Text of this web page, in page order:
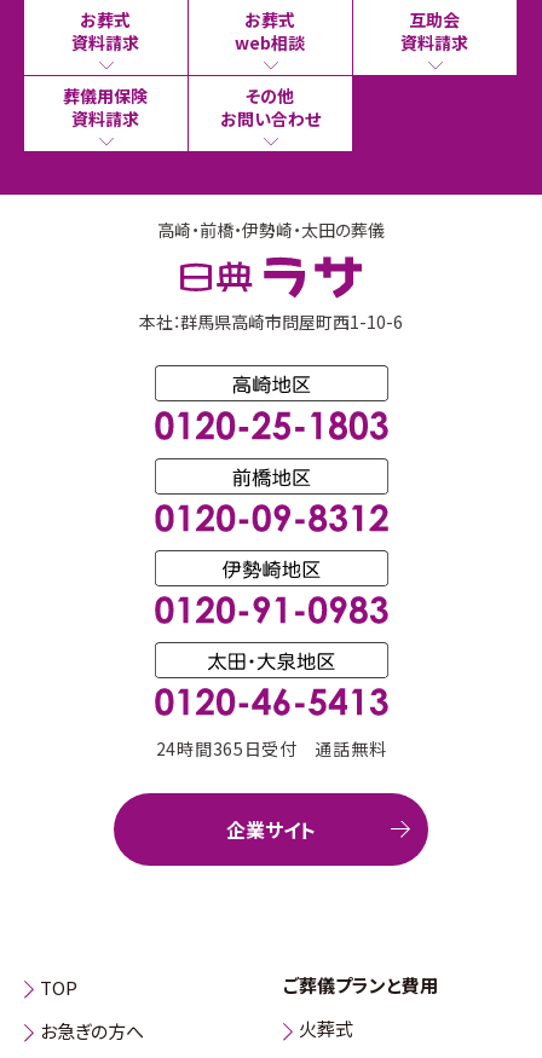
お葬式
資料請求
お葬式
web相談
互助会
資料請求
葬儀用保険
資料請求
その他
お問い合わせ
高崎・前橋・伊勢崎・太田の葬儀
本社：群馬県高崎市問屋町西1-10-6
24時間365日受付 通話無料
企業サイト
TOP
お急ぎの方へ
ご葬儀プランと費用
火葬式